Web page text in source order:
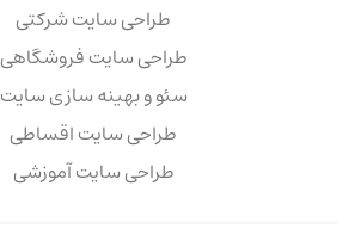
طراحی سایت شرکتی
طراحی سایت فروشگاهی
سئو و بهینه سازی سایت
طراحی سایت اقساطی
طراحی سایت آموزشی